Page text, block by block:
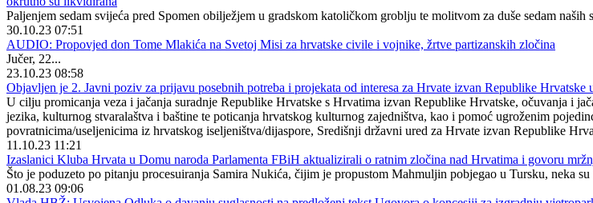
Paljenjem sedam svijeća pred Spomen obilježjem u gradskom katoličkom groblju te molitvom za duše sedam
30.10.23 07:51
AUDIO: Propovjed don Tome Mlakića na Svetoj Misi za hrvatske civile i vojnike, žrtve partizanskih zločina
Jučer, 22...
23.10.23 08:58
Objavljen je 2. Javni poziv za prijavu posebnih potreba i projekata od interesa za Hrvate izvan Republike
U cilju promicanja veza i jačanja suradnje Republike Hrvatske s Hrvatima izvan Republike Hrvatske, očuvanja i
jezika, kulturnog stvaralaštva i baštine te poticanja hrvatskog kulturnog zajedništva, kao i pomoć ugroženim
povratnicima/useljenicima iz hrvatskog iseljeništva/dijaspore, Središnji državni ured za Hrvate izvan Republike
11.10.23 11:21
Izaslanici Kluba Hrvata u Domu naroda Parlamenta FBiH aktualizirali o ratnim zločina nad Hrvatima i govoru
Što je poduzeto po pitanju procesuiranja Samira Nukića, čijim je propustom Mahmuljin pobjegao u Tursku, neka su
01.08.23 09:06